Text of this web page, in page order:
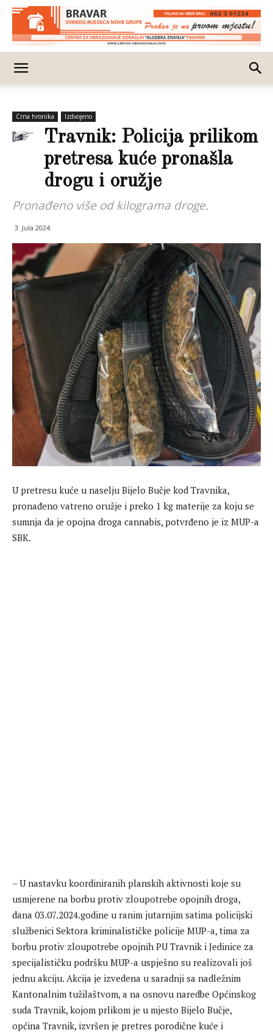
Crna hronika Izdvojeno
Travnik: Policija prilikom
pretresa kuće pronašla
drogu i oružje
Pronađeno više od kilograma droge.
3. Jula 2024.
U pretresu kuće u naselju Bijelo Bučje kod Travnika,
pronađeno vatreno oružje i preko 1 kg materije za koju se
sumnja da je opojna droga cannabis, potvrđeno je iz MUP-a
SBK.
– U nastavku koordiniranih planskih aktivnosti koje su
usmjerene na borbu protiv zloupotrebe opojnih droga,
dana 03.07.2024.godine u ranim jutarnjim satima policijski
službenici Sektora kriminalističke policije MUP-a, tima za
borbu protiv zloupotrebe opojnih PU Travnik i Jedinice za
specijalističku podršku MUP-a uspješno su realizovali još
jednu akciju. Akcija je izvedena u saradnji sa nadležnim
Kantonalnim tužilaštvom, a na osnovu naredbe Općinskog
suda Travnik, kojom prlikom je u mjesto Bijelo Bučje,
općina Travnik, izvršen je pretres porodične kuće i